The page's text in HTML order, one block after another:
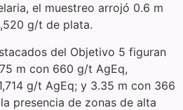
el muestreo arrojó 0.6 m
g/t de plata.
del Objetivo 5 figuran
m con 660 g/t AgEq,
g/t AgEq; y 3.35 m con 366
presencia de zonas de alta